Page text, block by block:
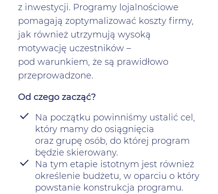
z inwestycji. Programy lojalnościowe
pomagają zoptymalizować koszty firmy,
jak również utrzymują wysoką
motywację uczestników –
pod warunkiem, że są prawidłowo
przeprowadzone.
Od czego zacząć?
Na początku powinniśmy ustalić cel,
który mamy do osiągnięcia
oraz grupę osób, do której program
będzie skierowany.
Na tym etapie istotnym jest również
określenie budżetu, w oparciu o który
powstanie konstrukcja programu.